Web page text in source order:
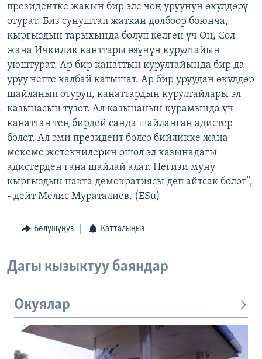
президентке жакын бир эле чоң уруунун өкулдөрү
отурат. Биз сунуштап жаткан долбоор боюнча,
кыргыздын тарыхында болуп келген үч Оң, Сол
жана Ичкилик канттары өзүнүн курултайын
уюштурат. Ар бир канаттын курултайында бир да
уруу четте калбай катышат. Ар бир уруудан өкүлдөр
шайланып отуруп, канаттардын курултайлары эл
казынасын түзөт. Ал казынанын курамында үч
канаттан тең бирдей санда шайланган адистер
болот. Ал эми президент болсо бийликке жана
мекеме жетекчилерин ошол эл казынадагы
адистерден гана шайлай алат. Негизи муну
кыргыздын накта демократиясы деп айтсак болот”,
- дейт Мелис Мураталиев. (ESu)
Бөлүшүңүз Катталыңыз
Дагы кызыктуу баяндар
Окуялар